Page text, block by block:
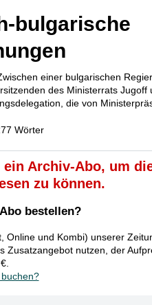
bulgarische
einer bulgarischen
des Ministerrats Jugoff
die von
Wörter
ein Archiv-Abo, um
zu können.
bestellen?
Online und Kombi) unserer
Zusatzangebot nutzen, der